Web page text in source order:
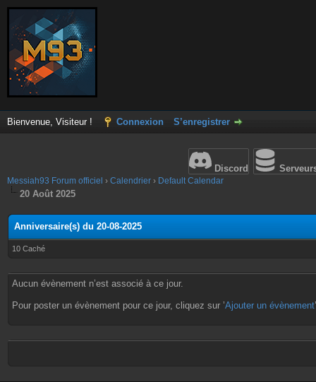
Bienvenue, Visiteur ! Connexion S’enregistrer
Discord
Messiah93 Forum officiel › Calendrier › Default Calendar
20 Août 2025
Anniversaire(s) du 20-08-2025
10 Caché
Aucun évènement n’est associé à ce jour.
Pour poster un évènement pour ce jour, cliquez sur ’Ajouter un évènement